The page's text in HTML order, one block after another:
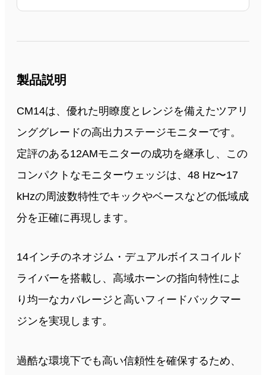
製品説明
CM14は、優れた明瞭度とレンジを備えたツアリ
ンググレードの高出力ステージモニターです。
定評のある12AMモニターの成功を継承し、この
コンパクトなモニターウェッジは、48 Hz〜17
kHzの周波数特性でキックやベースなどの低域成
分を正確に再現します。
14インチのネオジム・デュアルボイスコイルド
ライバーを搭載し、高域ホーンの指向特性によ
り均一なカバレージと高いフィードバックマー
ジンを実現します。
過酷な環境下でも高い信頼性を確保するため、